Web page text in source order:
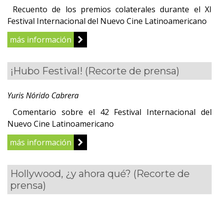
Recuento de los premios colaterales durante el XI
Festival Internacional del Nuevo Cine Latinoamericano
más información
¡Hubo Festival! (Recorte de prensa)
Yuris Nórido Cabrera
Comentario sobre el 42 Festival Internacional del
Nuevo Cine Latinoamericano
más información
Hollywood, ¿y ahora qué? (Recorte de
prensa)